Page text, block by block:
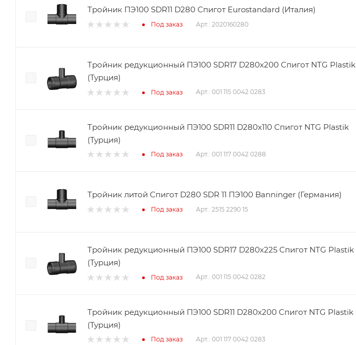
Тройник ПЭ100 SDR11 D280 Спигот Eurostandard (Италия)
Под заказ Арт.: 2020160280
Тройник редукционный ПЭ100 SDR17 D280х200 Спигот NTG Plastik
(Турция)
Под заказ Арт.: 001 115 0042 0283
Тройник редукционный ПЭ100 SDR11 D280х110 Спигот NTG Plastik
(Турция)
Под заказ Арт.: 001 117 0042 0288
Тройник литой Спигот D280 SDR 11 ПЭ100 Banninger (Германия)
Под заказ Арт.: 2515 2290 15
Тройник редукционный ПЭ100 SDR17 D280х225 Спигот NTG Plastik
(Турция)
Под заказ Арт.: 001 115 0042 0282
Тройник редукционный ПЭ100 SDR11 D280х200 Спигот NTG Plastik
(Турция)
Под заказ Арт.: 001 117 0042 0283